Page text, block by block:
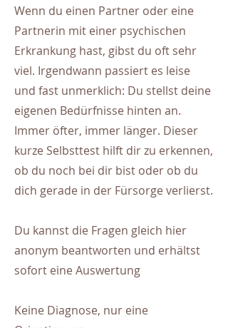
Wenn du einen Partner oder eine
Partnerin mit einer psychischen
Erkrankung hast, gibst du oft sehr
viel. Irgendwann passiert es leise
und fast unmerklich: Du stellst deine
eigenen Bedürfnisse hinten an.
Immer öfter, immer länger. Dieser
kurze Selbsttest hilft dir zu erkennen,
ob du noch bei dir bist oder ob du
dich gerade in der Fürsorge verlierst.
Du kannst die Fragen gleich hier
anonym beantworten und erhältst
sofort eine Auswertung
Keine Diagnose, nur eine